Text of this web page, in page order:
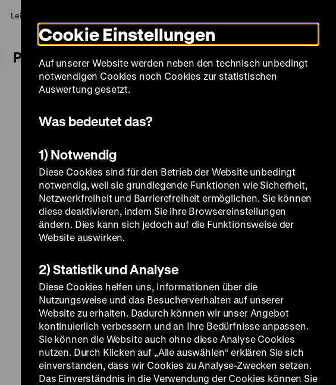
LeMO
Modus
umschalten
zum
Deutschen
Historischen
in
Deutscher
zum
Deutschen
Historischen
in
Leichter
Programm Sammlung Bildung Museum
Cookie Einstellungen
Auf unserer Website werden neben den technisch unbedingt
notwendigen Cookies noch Cookies zur statistischen
Auswertung gesetzt.
Was bedeutet das?
1) Notwendig
Diese Cookies sind für den Betrieb der Website unbedingt
notwendig, weil sie grundlegende Funktionen wie Sicherheit,
Netzwerkfreiheit und Barrierefreiheit ermöglichen. Sie können
diese deaktivieren, indem Sie ihre Browsereinstellungen
ändern. Dies kann sich jedoch auf die Funktionsweise der
Website auswirken.
2) Statistik und Analyse
Diese Cookies helfen uns, Informationen über die
Nutzungsweise und das Besucherverhalten auf unserer
Website zu erhalten. Dadurch können wir unser Angebot
kontinuierlich verbessern und an Ihre Bedürfnisse anpassen.
Sie können die Website auch ohne diese Analyse Cookies
nutzen. Durch Klicken auf „Alle auswählen“ erklären Sie sich
einverstanden, dass wir Cookies zu Analyse-Zwecken setzen.
Das Einverständnis in die Verwendung der Cookies können Sie